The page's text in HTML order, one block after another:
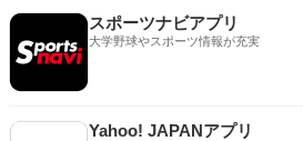
スポーツナビアプリ
大学野球やスポーツ情報が充実
Yahoo! JAPANアプリ